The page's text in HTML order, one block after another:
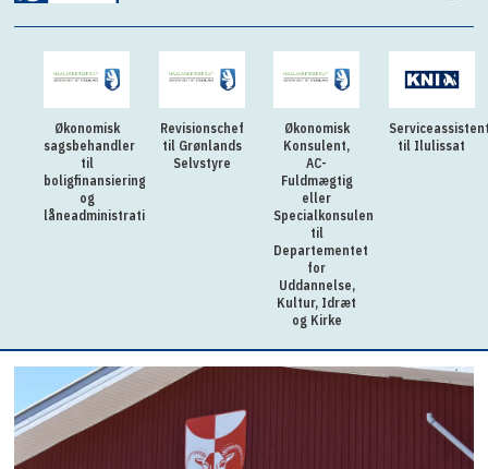
Revisionschef
til Grønlands
Selvstyre
Økonomisk
Konsulent,
AC-
Specialkonsulent
Serviceassistent
til Ilulissat
Souschef til
Allorfik –